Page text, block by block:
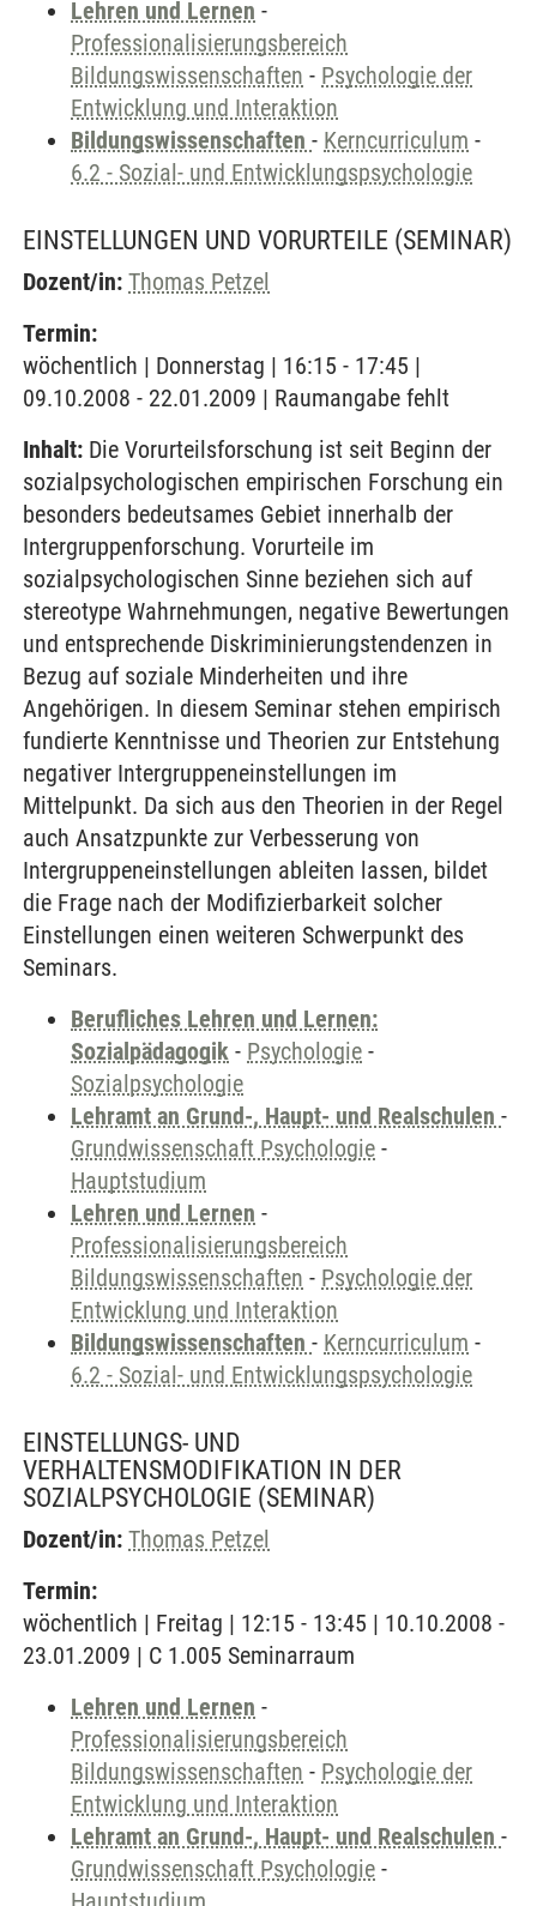
Lehren und Lernen -
Professionalisierungsbereich
Bildungswissenschaften - Psychologie der
Entwicklung und Interaktion
Bildungswissenschaften - Kerncurriculum -
6.2 - Sozial- und Entwicklungspsychologie
EINSTELLUNGEN UND VORURTEILE (SEMINAR)
Dozent/in: Thomas Petzel
Termin:
wöchentlich | Donnerstag | 16:15 - 17:45 |
09.10.2008 - 22.01.2009 | Raumangabe fehlt
Inhalt: Die Vorurteilsforschung ist seit Beginn der
sozialpsychologischen empirischen Forschung ein
besonders bedeutsames Gebiet innerhalb der
Intergruppenforschung. Vorurteile im
sozialpsychologischen Sinne beziehen sich auf
stereotype Wahrnehmungen, negative Bewertungen
und entsprechende Diskriminierungstendenzen in
Bezug auf soziale Minderheiten und ihre
Angehörigen. In diesem Seminar stehen empirisch
fundierte Kenntnisse und Theorien zur Entstehung
negativer Intergruppeneinstellungen im
Mittelpunkt. Da sich aus den Theorien in der Regel
auch Ansatzpunkte zur Verbesserung von
Intergruppeneinstellungen ableiten lassen, bildet
die Frage nach der Modifizierbarkeit solcher
Einstellungen einen weiteren Schwerpunkt des
Seminars.
Berufliches Lehren und Lernen:
Sozialpädagogik - Psychologie -
Sozialpsychologie
Lehramt an Grund-, Haupt- und Realschulen -
Grundwissenschaft Psychologie -
Hauptstudium
Lehren und Lernen -
Professionalisierungsbereich
Bildungswissenschaften - Psychologie der
Entwicklung und Interaktion
Bildungswissenschaften - Kerncurriculum -
6.2 - Sozial- und Entwicklungspsychologie
EINSTELLUNGS- UND
VERHALTENSMODIFIKATION IN DER
SOZIALPSYCHOLOGIE (SEMINAR)
Dozent/in: Thomas Petzel
Termin:
wöchentlich | Freitag | 12:15 - 13:45 | 10.10.2008 -
23.01.2009 | C 1.005 Seminarraum
Lehren und Lernen -
Professionalisierungsbereich
Bildungswissenschaften - Psychologie der
Entwicklung und Interaktion
Lehramt an Grund-, Haupt- und Realschulen -
Grundwissenschaft Psychologie -